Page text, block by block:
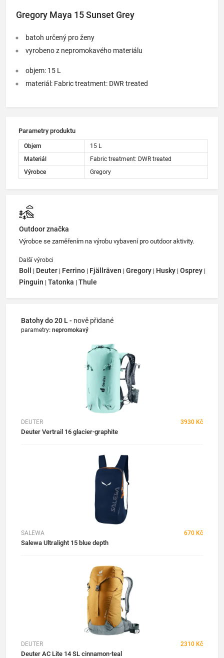
Gregory Maya 15 Sunset Grey
batoh určený pro ženy
vyrobeno z nepromokavého materiálu
objem: 15 L
materiál: Fabric treatment: DWR treated
Parametry produktu
Objem
15 L
Materiál
Fabric treatment: DWR treated
Výrobce
Gregory
Outdoor značka
Výrobce se zaměřením na výrobu vybavení pro outdoor aktivity.
Další výrobci
Boll | Deuter | Ferrino | Fjällräven | Gregory | Husky | Osprey |
Pinguin | Tatonka | Thule
Batohy do 20 L - nově přidané
parametry: nepromokavý
DEUTER 3930 Kč
Deuter Vertrail 16 glacier-graphite
SALEWA 670 Kč
Salewa Ultralight 15 blue depth
DEUTER 2310 Kč
Deuter AC Lite 14 SL cinnamon-teal